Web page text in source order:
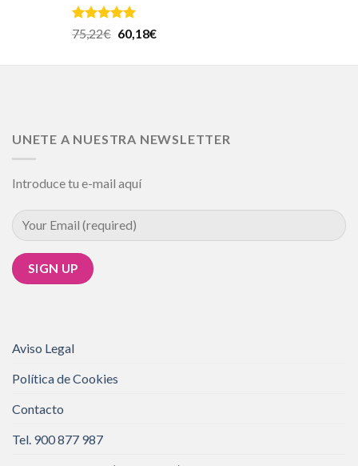
Valorado en
5.00
75,22€ 60,18€
UNETE A NUESTRA NEWSLETTER
Introduce tu e-mail aquí
Aviso Legal
Política de Cookies
Contacto
Tel. 900 877 987